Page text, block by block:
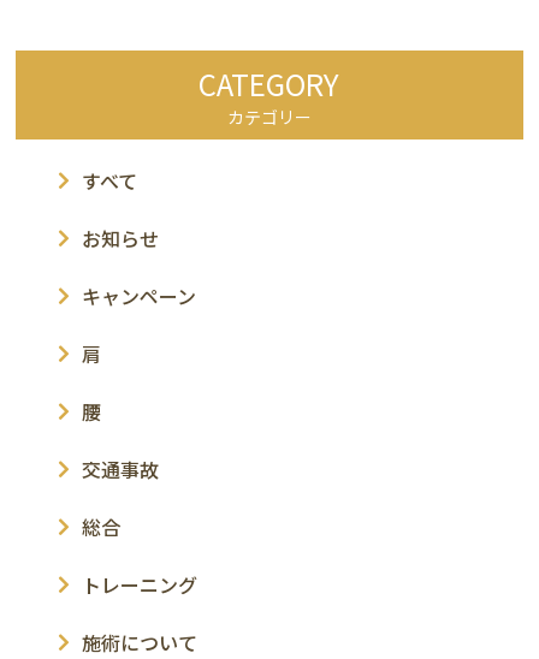
CATEGORY
カテゴリー
すべて
お知らせ
キャンペーン
肩
腰
交通事故
総合
トレーニング
施術について